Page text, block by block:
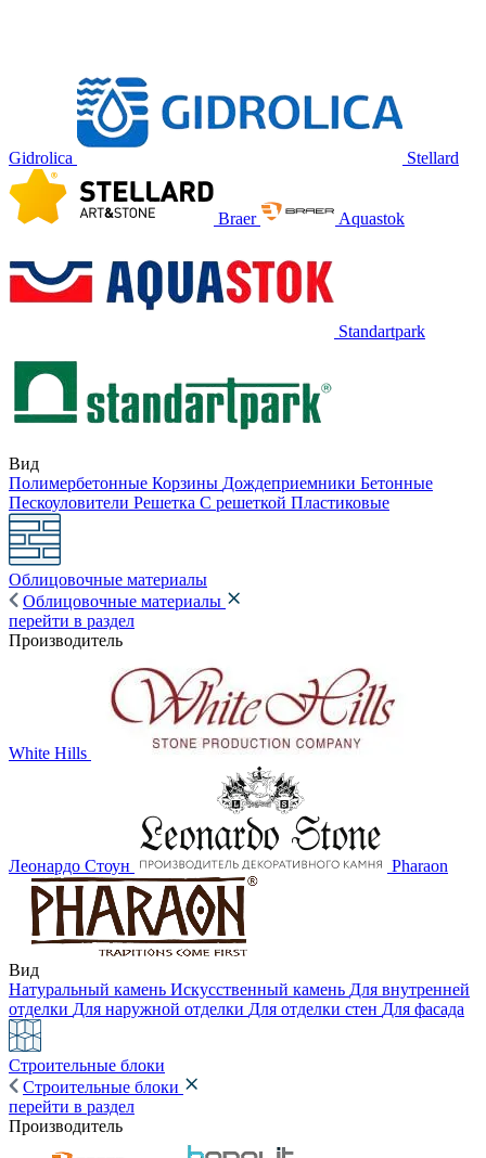
Gidrolica Stellard
Braer Aquastok
Standartpark
Вид
Полимербетонные Корзины Дождеприемники Бетонные
Пескоуловители Решетка С решеткой Пластиковые
Облицовочные материалы
Облицовочные материалы
перейти в раздел
Производитель
White Hills
Леонардо Стоун Pharaon
Вид
Натуральный камень Искусственный камень Для внутренней
отделки Для наружной отделки Для отделки стен Для фасада
Строительные блоки
Строительные блоки
перейти в раздел
Производитель